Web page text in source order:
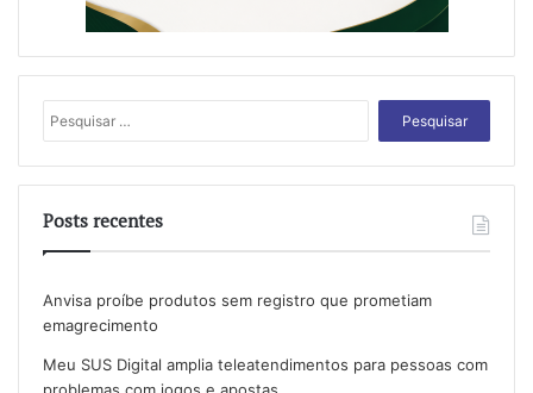
por:
Posts recentes
Anvisa proíbe produtos sem registro que prometiam
emagrecimento
Meu SUS Digital amplia teleatendimentos para pessoas com
problemas com jogos e apostas